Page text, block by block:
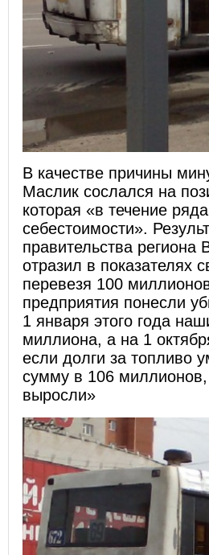
Управляющие компании
опережают мэрию Омс
К боевым действиям в сфере
ЖКХ подключаю
Поставили все «с ног на
голову»
Говорится
«другое»
«Нужно же и
Суд вернул
квартиру!
В качестве причины
Маслик сослался на
которая «в течение
себестоимости».
правительства
отразил в показателях
перевезя 100
предприятия понесли
1 января этого года
миллиона, а на 1
если долги за топливо
сумму в 106 миллионов,
выросли»